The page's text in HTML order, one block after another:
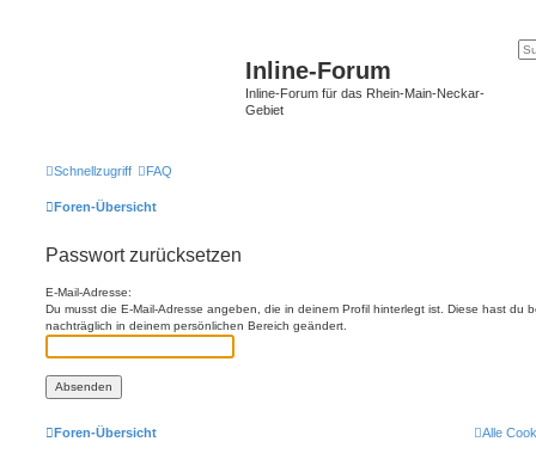
Inline-Forum
Inline-Forum für das Rhein-Main-Neckar-
Gebiet
Schnellzugriff FAQ
Foren-Übersicht
Passwort zurücksetzen
E-Mail-Adresse:
Du musst die E-Mail-Adresse angeben, die in deinem Profil hinterlegt ist. Diese hast du
nachträglich in deinem persönlichen Bereich geändert.
Foren-Übersicht Alle